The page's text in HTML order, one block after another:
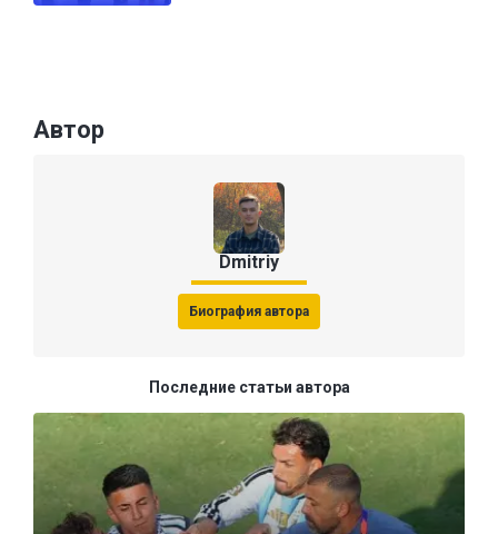
Автор
Dmitriy
Биография автора
Последние статьи автора